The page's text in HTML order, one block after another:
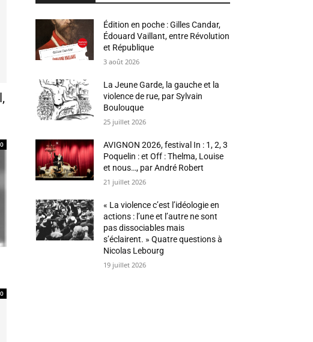
0
0
Édition en poche : Gilles Candar,
Édouard Vaillant, entre Révolution
et République
3 août 2026
La Jeune Garde, la gauche et la
violence de rue, par Sylvain
Boulouque
25 juillet 2026
AVIGNON 2026, festival In : 1, 2, 3
Poquelin : et Off : Thelma, Louise
et nous…, par André Robert
21 juillet 2026
« La violence c’est l’idéologie en
actions : l’une et l’autre ne sont
pas dissociables mais
s’éclairent. » Quatre questions à
Nicolas Lebourg
19 juillet 2026